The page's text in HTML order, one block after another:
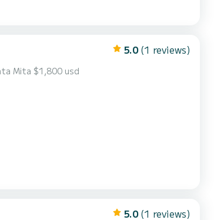
5.0 (1 reviews)
Mita $1,800 usd
5.0 (1 reviews)